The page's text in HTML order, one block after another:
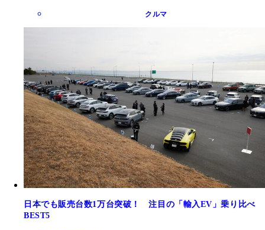
クルマ
日本でも販売台数1万台突破！ 注目の「輸入EV」乗り比べ
BEST5